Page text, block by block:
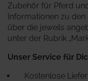
Zubehör für Pferd
Informationen zu
über die jeweils
unter der Rubrik
Unser Service für
Kostenlose